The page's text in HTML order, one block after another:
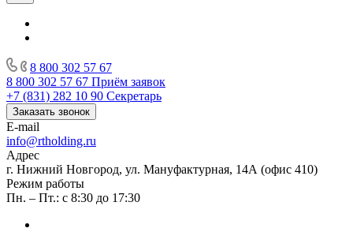
8 800 302 57 67
8 800 302 57 67 Приём заявок
+7 (831) 282 10 90 Секретарь
Заказать звонок
E-mail
info@rtholding.ru
Адрес
г. Нижний Новгород, ул. Мануфактурная, 14А (офис 410)
Режим работы
Пн. – Пт.: с 8:30 до 17:30